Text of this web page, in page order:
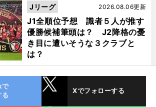
J1全順位予想 識者５人が推す
優勝候補筆頭は？ J2降格の憂
き目に遭いそうな３クラブと
は？
2026.08.06更新
Jリーグ
る
Xでフォローする